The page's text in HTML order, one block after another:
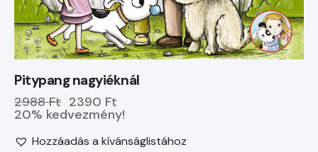
Pitypang nagyiéknál
2988 Ft 2390 Ft
20% kedvezmény!
Hozzáadás a kívánságlistához